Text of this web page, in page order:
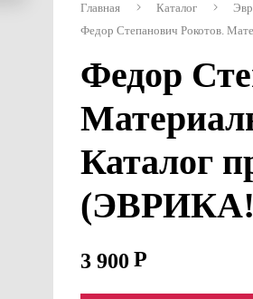
Главная
Каталог
Федор Степанович Рокотов.
Федор
Каталог
3 900